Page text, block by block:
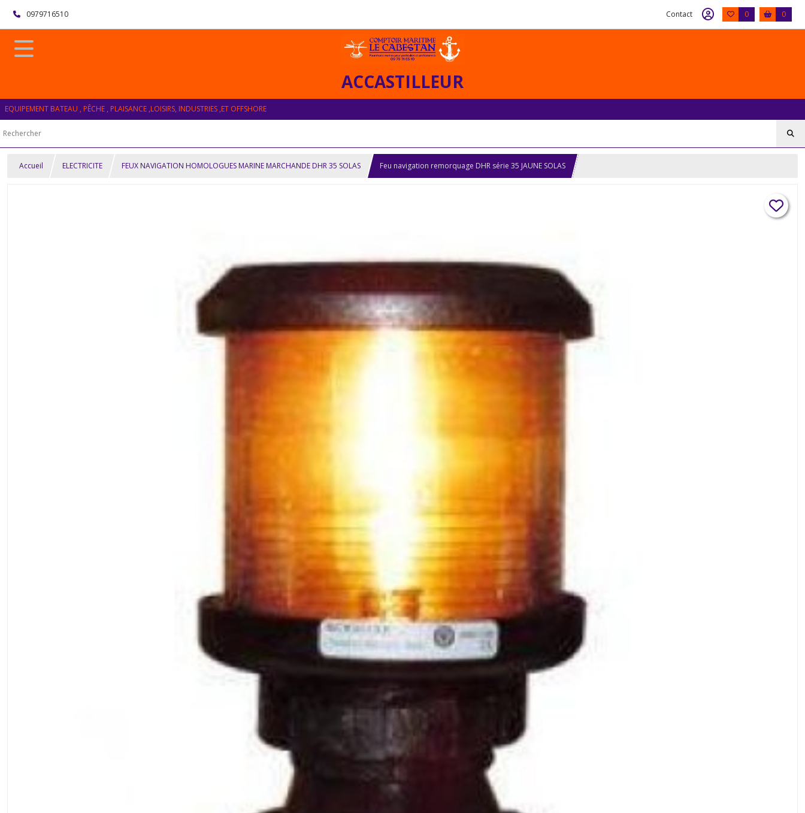
0979716510 Contact 0 0
ACCASTILLEUR
EQUIPEMENT BATEAU , PÊCHE , PLAISANCE ,LOISIRS, INDUSTRIES ,ET OFFSHORE
Accueil ELECTRICITE FEUX NAVIGATION HOMOLOGUES MARINE MARCHANDE DHR 35 SOLAS Feu navigation remorquage DHR série 35 JAUNE SOLAS